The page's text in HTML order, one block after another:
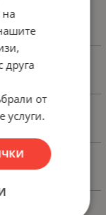
на
друга
от
услуги.